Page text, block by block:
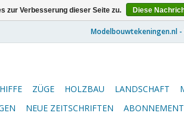
ZÜGE HOLZBAU LANDSCHAFT
NEUE ZEITSCHRIFTEN
zur Verbesserung dieser Seite zu. Diese